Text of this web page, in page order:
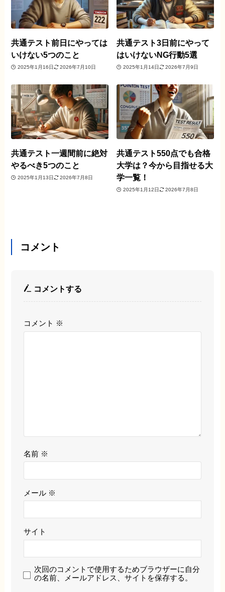
共通テスト前日にやっては
いけない5つのこと
2025年1月16日 2026年7月10日
共通テスト3日前にやって
はいけないNG行動5選
2025年1月14日 2026年7月9日
共通テスト一週間前に絶対
やるべき5つのこと
2025年1月13日 2026年7月8日
共通テスト550点でも合格
大学は？今から目指せる大
学一覧！
2025年1月12日 2026年7月8日
コメント
コメントする
コメント ※
名前 ※
メール ※
サイト
次回のコメントで使用するためブラウザーに自分
の名前、メールアドレス、サイトを保存する。